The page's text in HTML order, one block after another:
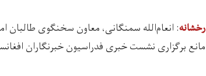
رخشانه: انعام‌الله سمنگانی، معاون سخنگوی طالبان امروز(
مانع برگزاری نشست خبری فدراسیون خبرنگاران